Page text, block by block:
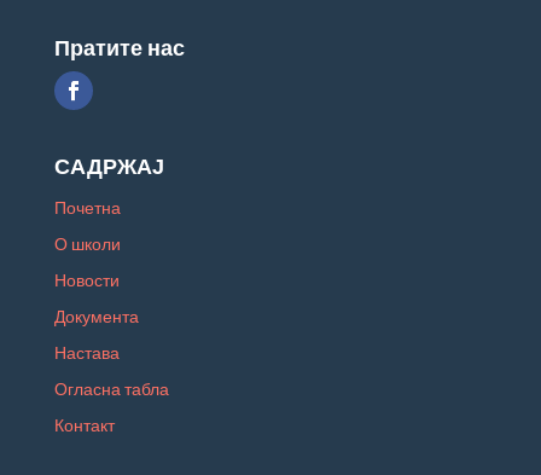
Пратите нас
САДРЖАЈ
Почетна
О школи
Новости
Документа
Настава
Огласна табла
Контакт